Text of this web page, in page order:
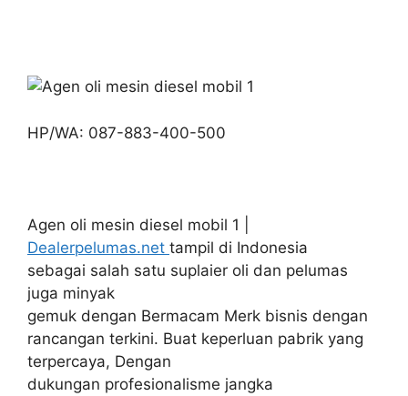
HP/WA: 087-883-400-500
Agen oli mesin diesel mobil 1 |
Dealerpelumas.net tampil di Indonesia
sebagai salah satu suplaier oli dan pelumas
juga minyak
gemuk dengan Bermacam Merk bisnis dengan
rancangan terkini. Buat keperluan pabrik yang
terpercaya, Dengan
dukungan profesionalisme jangka